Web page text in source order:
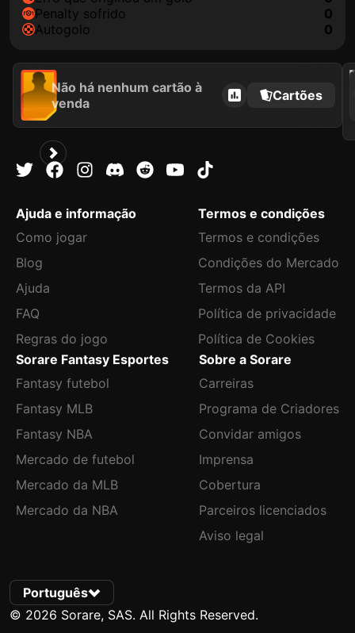
penalty sofrido
0
autogolo
0
Não há nenhum cartão à
venda
Cartões
2022
Ajuda e informação
Como jogar
Blog
Ajuda
FAQ
Regras do jogo
Termos e condições
Termos e condições
Condições do Mercado
Termos da API
Política de privacidade
Política de Cookies
Sorare Fantasy Esportes
Fantasy futebol
Fantasy MLB
Fantasy NBA
Mercado de futebol
Mercado da MLB
Mercado da NBA
Sobre a Sorare
Carreiras
Programa de Criadores
Convidar amigos
Imprensa
Cobertura
Parceiros licenciados
Aviso legal
Português
© 2026 Sorare, SAS. All Rights Reserved.